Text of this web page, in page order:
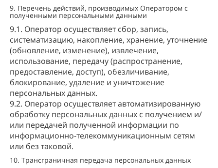
9. Перечень действий, производимых Оператором с
полученными персональными данными
9.1. Оператор осуществляет сбор, запись,
систематизацию, накопление, хранение, уточнение
(обновление, изменение), извлечение,
использование, передачу (распространение,
предоставление, доступ), обезличивание,
блокирование, удаление и уничтожение
персональных данных.
9.2. Оператор осуществляет автоматизированную
обработку персональных данных с получением и/
или передачей полученной информации по
информационно-телекоммуникационным сетям
или без таковой.
10. Трансграничная передача персональных данных